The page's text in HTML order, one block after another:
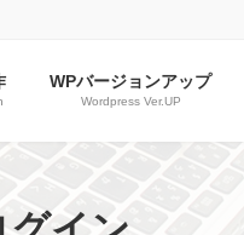
WPバージョンアップ
Wordpress Ver.UP